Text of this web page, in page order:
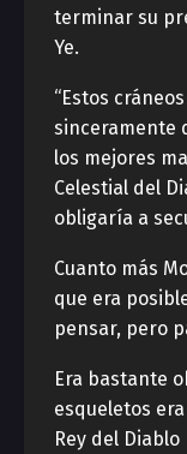
terminar su
Ye.
“Estos
sinceramente
los mejores
Celestial del
obligaría a
Cuanto más
que era
pensar, pero
Era bastante
esqueletos
Rey del